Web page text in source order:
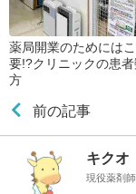
薬局開業のためには
要!?クリニックの患
方
前の記事
キクオ
現役薬剤